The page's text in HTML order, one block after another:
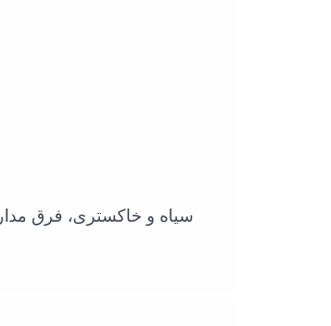
سیاه و خاکستری، فرق